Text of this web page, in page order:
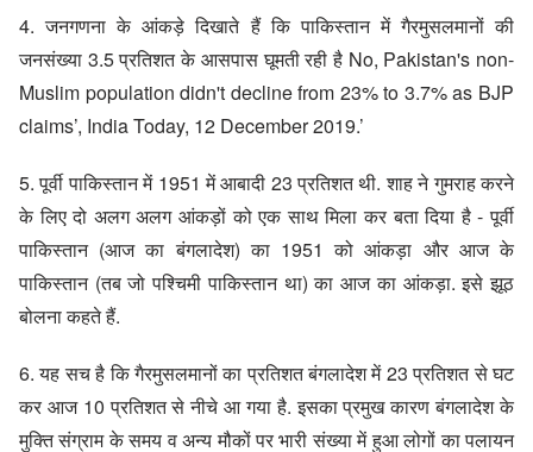
4. जनगणना के आंकड़े दिखाते हैं किपाकिस्तान में गैरमुसलमानों की
जनसंख्या 3.5 प्रतिशतके आसपास घूमती रही है No, Pakistan's non-
Muslim population didn't decline from 23% to 3.7% as BJP
claims’, India Today, 12 December 2019.’
5. पूर्वी पाकिस्तान में 1951 में आबादी 23 प्रतिशत थी. शाह ने गुमराह करने
के लिए दो अलग अलग आंकड़ों को एक साथ मिला कर बता दिया है - पूर्वी
पाकिस्तान (आज का बंगलादेश) का 1951 को आंकड़ा और आज के
पाकिस्तान (तब जो पश्चिमी पाकिस्तान था) का आज का आंकड़ा. इसे झूठ
बोलना कहते हैं.
6. यह सच है कि गैरमुसलमानों का प्रतिशत बंगलादेश में 23 प्रतिशत से घट
कर आज 10 प्रतिशत से नीचे आ गया है. इसका प्रमुख कारण बंगलादेश के
मुक्ति संग्राम के समय व अन्य मौकों पर भारी संख्‍या में हुआ लोगों का पलायन